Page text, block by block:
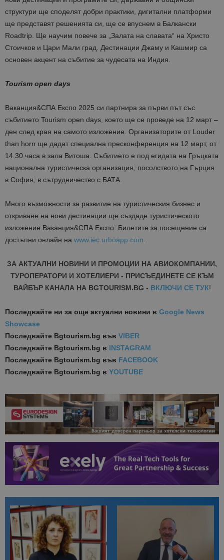
структури ще споделят добри практики, дигитални платформи
ще представят решенията си, ще се впуснем в Балкански
Roadtrip. Ще научим повече за „Залата на славата“ на Христо
Стоичков и Цари Мали град. Дестинации Джаму и Кашмир са
основен акцент на събитие за чудесата на Индия.
Tourism open days
Ваканция&СПА Експо 2025 си партнира за първи път със
събитието Tourism open days, което ще се проведе на 12 март –
ден след края на самото изложение. Организаторите от Louder
than horn ще дадат специална пресконференция на 12 март, от
14.30 часа в зала Витоша. Събитието е под егидата на Гръцката
национална туристическа организация, посолството на Гърция
в София, в сътрудничество с БАТА.
Много възможности за развитие на туристическия бизнес и
откриване на нови дестинации ще създаде туристическото
изложение Ваканция&СПА Експо. Билетите за посещение са
достъпни онлайн на www.iec.urboapp.com.
ЗА АКТУАЛНИ НОВИНИ И ПРОМОЦИИ НА АВИОКОМПАНИИ,
ТУРОПЕРАТОРИ И ХОТЕЛИЕРИ - ПРИСЪЕДИНЕТЕ СЕ КЪМ
ВАЙБЪР КАНАЛА НА BGTOURISM.BG - ВКЛЮЧИ СЕ ТУК!
Последвайте ни за още актуални новини в Google News
Showcase
Последвайте Bgtourism.bg във VIBER
Последвайте Bgtourism.bg в INSTAGRAM
Последвайте Bgtourism.bg във FACEBOOK
Последвайте Bgtourism.bg в YOUTUBE